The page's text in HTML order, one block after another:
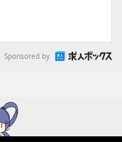
Sponsored by